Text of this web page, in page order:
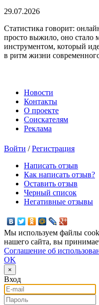
29.07.2026
Статистика говорит:
просто выжило, оно
инструментом, который
в ритм жизни
Новости
Контакты
О проекте
Соискателям
Реклама
Войти /Регистрация
Написать отзыв
Как написать отзыв?
Оставить отзыв
Черный список
Негативные отзывы
Мы используем файлы
нашего сайта, вы
Соглашение об
OK
×
Вход
E-mail
Пароль